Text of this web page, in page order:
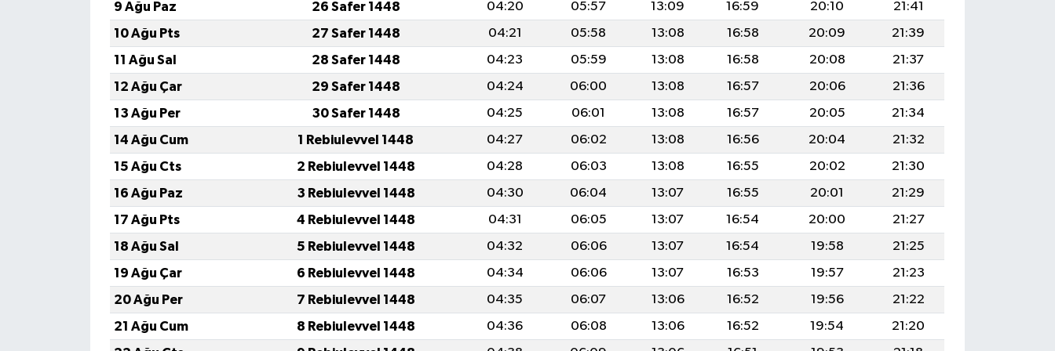
9 Ağu Paz 26 Safer 1448 04:20 05:57 13:09 16:59 20:10
21:41
10 Ağu Pts
27 Safer 1448 04:21 05:58 13:08 16:58 20:09
21:39
11 Ağu Sal
28 Safer 1448 04:23 05:59 13:08 16:58 20:08
21:37
12 Ağu Çar
29 Safer 1448 04:24 06:00 13:08 16:57 20:06
21:36
13 Ağu Per
30 Safer 1448 04:25 06:01 13:08 16:57 20:05
21:34
14 Ağu Cum
1 Rebiulevvel 1448 04:27 06:02 13:08 16:56 20:04
21:32
15 Ağu Cts
2 Rebiulevvel 1448 04:28 06:03 13:08 16:55 20:02
21:30
16 Ağu Paz
3 Rebiulevvel 1448 04:30 06:04 13:07 16:55 20:01
21:29
17 Ağu Pts
4 Rebiulevvel 1448 04:31 06:05 13:07 16:54 20:00
21:27
18 Ağu Sal
5 Rebiulevvel 1448 04:32 06:06 13:07 16:54 19:58
21:25
19 Ağu Çar
6 Rebiulevvel 1448 04:34 06:06 13:07 16:53 19:57
21:23
20 Ağu Per
7 Rebiulevvel 1448 04:35 06:07 13:06 16:52 19:56
21:22
21 Ağu Cum
8 Rebiulevvel 1448 04:36 06:08 13:06 16:52 19:54
21:20